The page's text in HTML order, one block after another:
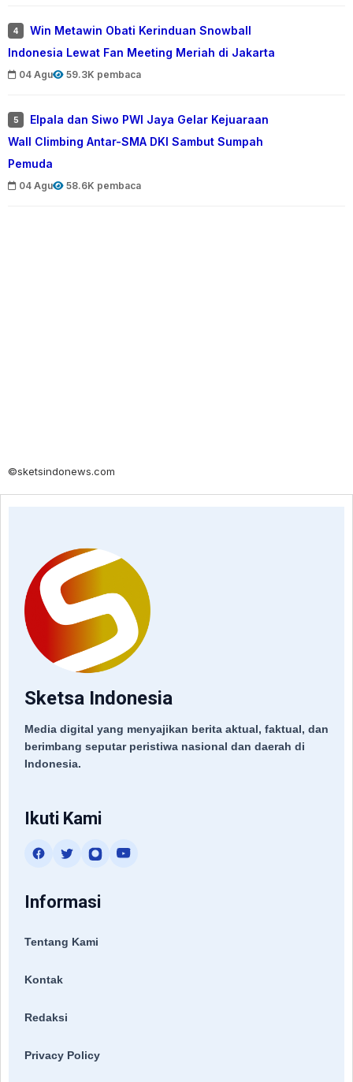
4
Win Metawin Obati Kerinduan Snowball
Indonesia Lewat Fan Meeting Meriah di Jakarta
04 Agu 59.3K pembaca
5
Elpala dan Siwo PWI Jaya Gelar Kejuaraan
Wall Climbing Antar-SMA DKI Sambut Sumpah
Pemuda
04 Agu 58.6K pembaca
©sketsindonews.com
Sketsa Indonesia
Media digital yang menyajikan berita aktual, faktual, dan
berimbang seputar peristiwa nasional dan daerah di
Indonesia.
Ikuti Kami
Informasi
Tentang Kami
Kontak
Redaksi
Privacy Policy